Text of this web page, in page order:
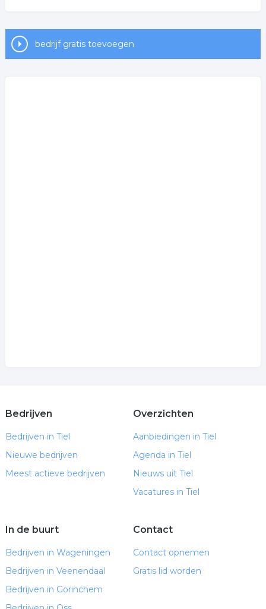
bedrijf gratis toevoegen
Bedrijven
Bedrijven in Tiel
Nieuwe bedrijven
Meest actieve bedrijven
Overzichten
Aanbiedingen in Tiel
Agenda in Tiel
Nieuws uit Tiel
Vacatures in Tiel
In de buurt
Bedrijven in Wageningen
Bedrijven in Veenendaal
Bedrijven in Gorinchem
Contact
Contact opnemen
Gratis lid worden